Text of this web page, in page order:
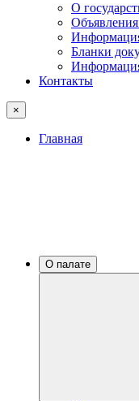
О
Информация
Бланки
Контакты
×
Главная
О палате